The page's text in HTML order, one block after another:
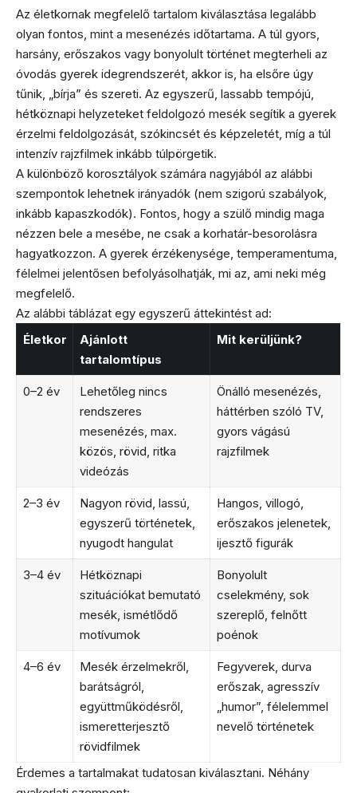
Az életkornak megfelelő tartalom kiválasztása legalább
olyan fontos, mint a mesenézés időtartama. A túl gyors,
harsány, erőszakos vagy bonyolult történet megterheli az
óvodás gyerek idegrendszerét, akkor is, ha elsőre úgy
tűnik, „bírja” és szereti. Az egyszerű, lassabb tempójú,
hétköznapi helyzeteket feldolgozó mesék segítik a gyerek
érzelmi feldolgozását, szókincsét és képzeletét, míg a túl
intenzív rajzfilmek inkább túlpörgetik.
A különböző korosztályok számára nagyjából az alábbi
szempontok lehetnek irányadók (nem szigorú szabályok,
inkább kapaszkodók). Fontos, hogy a szülő mindig maga
nézzen bele a mesébe, ne csak a korhatár-besorolásra
hagyatkozzon. A gyerek érzékenysége, temperamentuma,
félelmei jelentősen befolyásolhatják, mi az, ami neki még
megfelelő.
Az alábbi táblázat egy egyszerű áttekintést ad:
Életkor
Ajánlott
tartalomtípus
Mit kerüljünk?
0–2 év
Lehetőleg nincs
rendszeres
mesenézés, max.
közös, rövid, ritka
videózás
Önálló mesenézés,
háttérben szóló TV,
gyors vágású
rajzfilmek
2–3 év
Nagyon rövid, lassú,
egyszerű történetek,
nyugodt hangulat
Hangos, villogó,
erőszakos jelenetek,
ijesztő figurák
3–4 év
Hétköznapi
szituációkat bemutató
mesék, ismétlődő
motívumok
Bonyolult
cselekmény, sok
szereplő, felnőtt
poénok
4–6 év
Mesék érzelmekről,
barátságról,
együttműködésről,
ismeretterjesztő
rövidfilmek
Fegyverek, durva
erőszak, agresszív
„humor”, félelemmel
nevelő történetek
Érdemes a tartalmakat tudatosan kiválasztani. Néhány